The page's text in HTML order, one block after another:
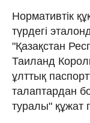
Нормативтік
түрдегі
"Қазақстан
Таиланд
ұлттық
талаптардан
туралы" құжат